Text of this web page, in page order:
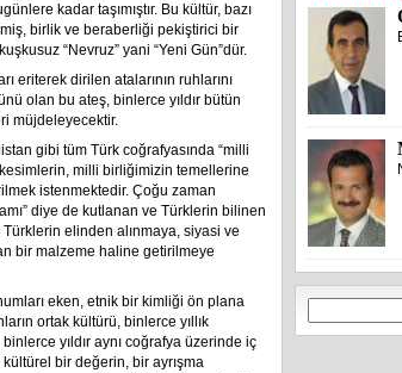
kadar taşımıştır. Bu kültür, bazı
birlik ve beraberliği pekiştirici bir
“Nevruz” yani “Yeni Gün”dür.
eriterek dirilen atalarının ruhlarını
olan bu ateş, binlerce yıldır bütün
müjdeleyecektir.
gibi tüm Türk coğrafyasında “milli
kesimlerin, milli birliğimizin temellerine
istenmektedir. Çoğu zaman
diye de kutlanan ve Türklerin bilinen
elinden alınmaya, siyasi ve
bir malzeme haline getirilmeye
eken, etnik bir kimliği ön plana
ortak kültürü, binlerce yıllık
yıldır aynı coğrafya üzerinde iç
bir değerin, bir ayrışma
Arama: